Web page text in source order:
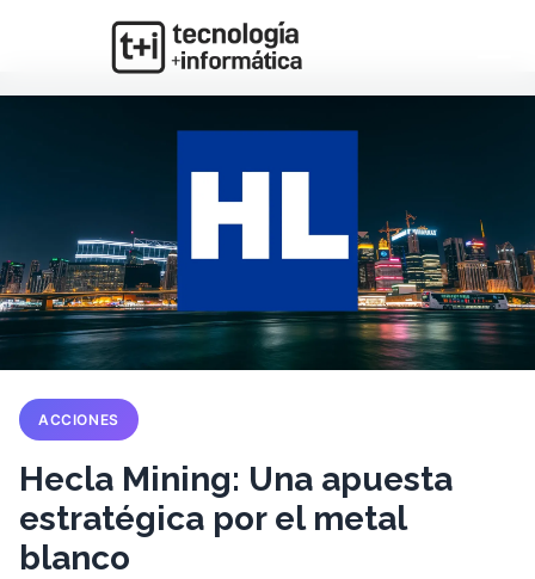
ACCIONES
Hecla Mining: Una apuesta
estratégica por el metal
blanco